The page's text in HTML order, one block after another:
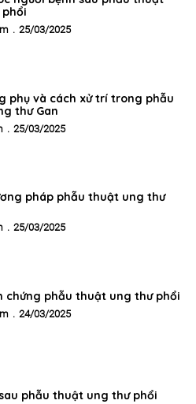
. 25/03/2025
phụ và cách xử trí trong phẫu
thư Gan
. 25/03/2025
pháp phẫu thuật ung thư
. 25/03/2025
chứng phẫu thuật ung thư phổi
. 24/03/2025
phẫu thuật ung thư phổi